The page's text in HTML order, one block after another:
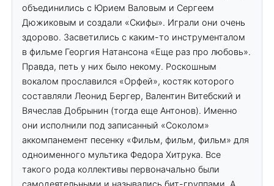
объединились с Юрием Валовым и Сергеем
Дюжиковым и создали «Скифы». Играли они очень
здорово. Засветились с каким-то инструменталом
в фильме Георгия Натансона «Еще раз про любовь».
Правда, петь у них было некому. Роскошным
вокалом прославился «Орфей», костяк которого
составляли Леонид Бергер, Валентин Витебский и
Вячеслав Добрынин (тогда еще Антонов). Именно
они исполнили под записанный «Соколом»
аккомпанемент песенку «Фильм, фильм, фильм» для
одноименного мультика Федора Хитрука. Все
такого рода коллективы первоначально были
самодеятельными и назывались бит-группами. А